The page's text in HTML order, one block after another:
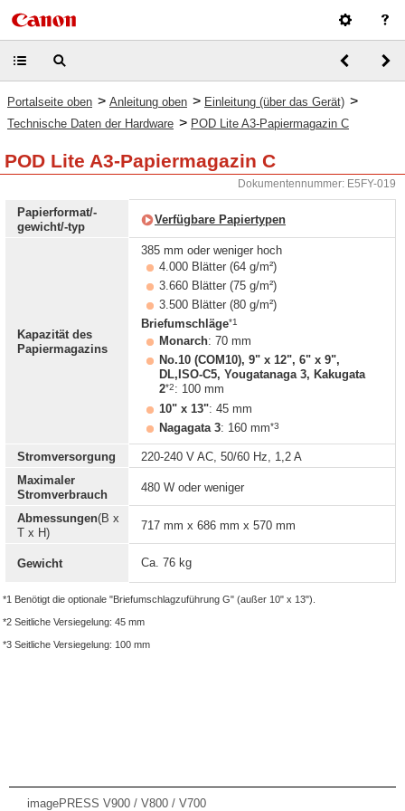
Portalseite oben > Anleitung oben > Einleitung (über das Gerät) >
Technische Daten der Hardware > POD Lite A3-Papiermagazin C
POD Lite A3-Papiermagazin C
Dokumentennummer: E5FY-019
Papierformat/-
gewicht/-typ
Verfügbare Papiertypen
Kapazität des
Papiermagazins
385 mm oder weniger hoch
4.000 Blätter (64 g/m²)
3.660 Blätter (75 g/m²)
3.500 Blätter (80 g/m²)
Briefumschläge*1
Monarch: 70 mm
No.10 (COM10), 9" x 12", 6" x 9",
DL,ISO-C5, Yougatanaga 3, Kakugata
2*2: 100 mm
10" x 13": 45 mm
Nagagata 3: 160 mm*3
Stromversorgung
220-240 V AC, 50/60 Hz, 1,2 A
Maximaler
Stromverbrauch
480 W oder weniger
Abmessungen(B x
T x H)
717 mm x 686 mm x 570 mm
Gewicht Ca. 76 kg
*1 Benötigt die optionale "Briefumschlagzuführung G" (außer 10" x 13").
*2 Seitliche Versiegelung: 45 mm
*3 Seitliche Versiegelung: 100 mm
imagePRESS V900 / V800 / V700